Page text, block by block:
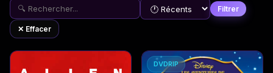
Filtrer
✕ Effacer
DVDRIP